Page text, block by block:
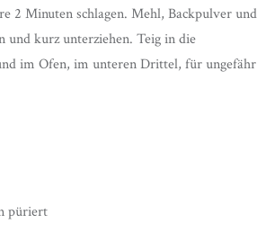
2 Minuten schlagen. Mehl, Backpulver und
und kurz unterziehen. Teig in die
im Ofen, im unteren Drittel, für ungefähr
püriert